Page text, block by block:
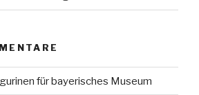
für bayerisches Museum